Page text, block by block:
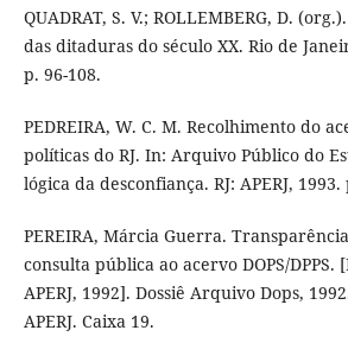
QUADRAT, S. V.; ROLLEMBERG, D.
das ditaduras do século XX. Rio de
p. 96-108.
PEDREIRA, W. C. M. Recolhimento do
políticas do RJ. In: Arquivo Público do
lógica da desconfiança. RJ: APERJ, 1993.
PEREIRA, Márcia Guerra.
consulta pública ao acervo DOPS/DPPS.
APERJ, 1992]. Dossiê Arquivo Dops,
APERJ. Caixa 19.